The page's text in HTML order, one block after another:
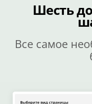
Шесть
Все самое